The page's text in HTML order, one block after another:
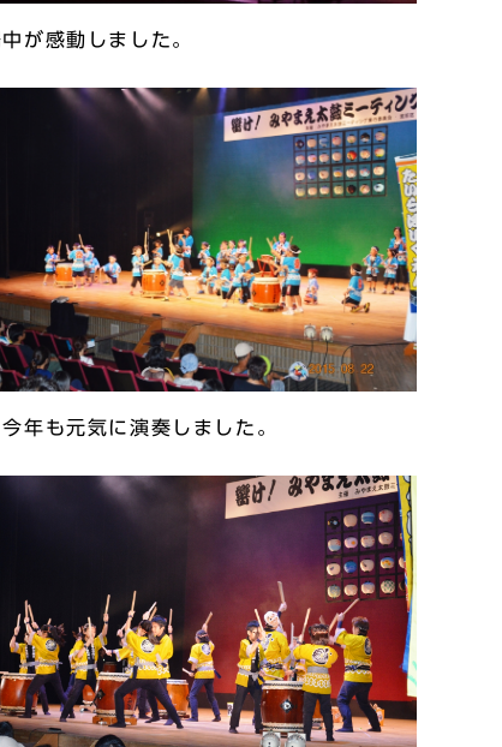
が感動しました。
年も元気に演奏しました。